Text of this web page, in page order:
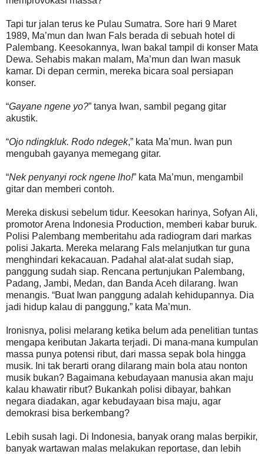
Tapi tur jalan terus ke Pulau Sumatra. Sore hari 9 Maret
1989, Ma’mun dan Iwan Fals berada di sebuah hotel di
Palembang. Keesokannya, Iwan bakal tampil di konser Mata
Dewa. Sehabis makan malam, Ma’mun dan Iwan masuk
kamar. Di depan cermin, mereka bicara soal persiapan
konser.
“Gayane ngene yo?” tanya Iwan, sambil pegang gitar
akustik.
“Ojo ndingkluk. Rodo ndegek,” kata Ma’mun. Iwan pun
mengubah gayanya memegang gitar.
“Nek penyanyi rock ngene lho!” kata Ma’mun, mengambil
gitar dan memberi contoh.
Mereka diskusi sebelum tidur. Keesokan harinya, Sofyan Ali,
promotor Arena Indonesia Production, memberi kabar buruk.
Polisi Palembang memberitahu ada radiogram dari markas
polisi Jakarta. Mereka melarang Fals melanjutkan tur guna
menghindari kekacauan. Padahal alat-alat sudah siap,
panggung sudah siap. Rencana pertunjukan Palembang,
Padang, Jambi, Medan, dan Banda Aceh dilarang. Iwan
menangis. “Buat Iwan panggung adalah kehidupannya. Dia
jadi hidup kalau di panggung,” kata Ma’mun.
Ironisnya, polisi melarang ketika belum ada penelitian tuntas
mengapa keributan Jakarta terjadi. Di mana-mana kumpulan
massa punya potensi ribut, dari massa sepak bola hingga
musik. Ini tak berarti orang dilarang main bola atau nonton
musik bukan? Bagaimana kebudayaan manusia akan maju
kalau khawatir ribut? Bukankah polisi dibayar, bahkan
negara diadakan, agar kebudayaan bisa maju, agar
demokrasi bisa berkembang?
Lebih susah lagi. Di Indonesia, banyak orang malas berpikir,
banyak wartawan malas melakukan reportase, dan lebih